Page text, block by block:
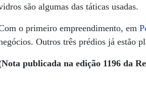
são algumas das táticas usadas.
o primeiro empreendimento, em
Outros três prédios já estão
publicada na edição 1196 da